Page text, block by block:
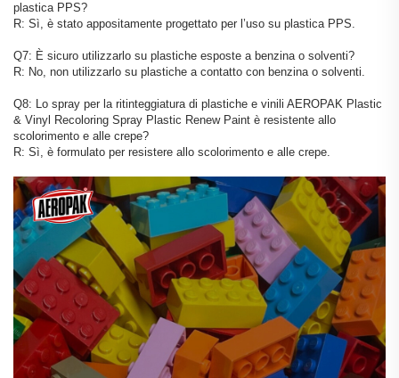
plastica PPS?
R: Sì, è stato appositamente progettato per l’uso su plastica PPS.
Q7: È sicuro utilizzarlo su plastiche esposte a benzina o solventi?
R: No, non utilizzarlo su plastiche a contatto con benzina o solventi.
Q8: Lo spray per la ritinteggiatura di plastiche e vinili AEROPAK Plastic
& Vinyl Recoloring Spray Plastic Renew Paint è resistente allo
scolorimento e alle crepe?
R: Sì, è formulato per resistere allo scolorimento e alle crepe.